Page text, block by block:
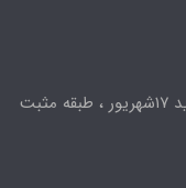
مشهد ، میدان ۱۷شهریور ، مرکز خرید ۱۷شهریور ، طبقه مثبت